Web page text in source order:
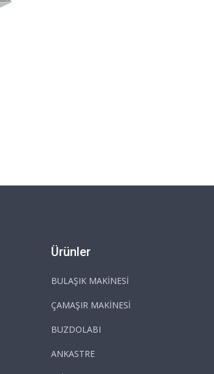
Ürünler
BULAŞIK MAKİNESİ
ÇAMAŞIR MAKİNESİ
BUZDOLABI
ANKASTRE